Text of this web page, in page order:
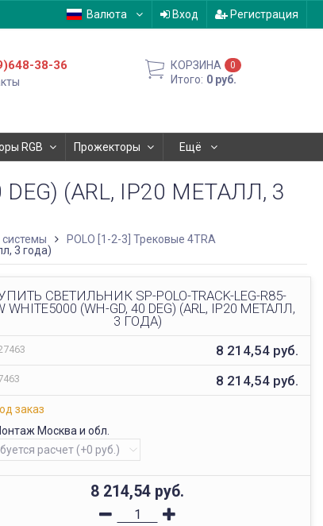
Валюта Вход Регистрация
38-36 КОРЗИНА 0
Итого: 0 руб.
RGB Прожекторы Ещё
DEG) (ARL, IP20 МЕТАЛЛ, 3
POLO [1-2-3] Трековые 4TRA
3 года)
СВЕТИЛЬНИК SP-POLO-TRACK-LEG-R85-
WHITE5000 (WH-GD, 40 DEG) (ARL, IP20 МЕТАЛЛ,
3 ГОДА)
8 214,54 руб.
8 214,54 руб.
заказ
Москва и обл.
8 214,54 руб.